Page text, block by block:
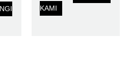
KAMI